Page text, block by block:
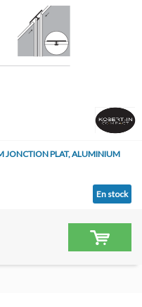
JONCTION PLAT, ALUMINIUM
En stock